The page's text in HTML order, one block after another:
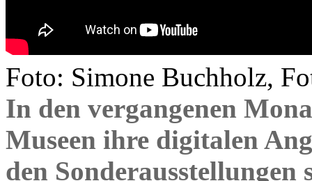
Foto: Simone Buchholz,
In den vergangenen
Museen ihre digitalen
den